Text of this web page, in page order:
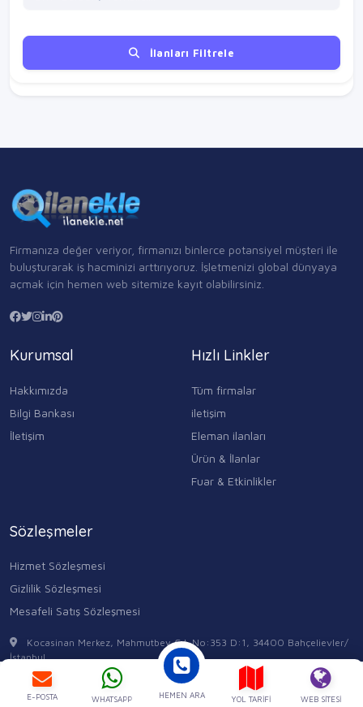
Ara WhatsApp
İlanları Filtrele
Firmanıza değer veriyor, firmanızı binlerce potansiyel müşteri ile
buluşturarak iş hacminizi arttırıyoruz. İşletmenizi global dünyaya
açmak için hemen web sitemize kayıt olabilirsiniz.
Kurumsal
Hakkımızda
Bilgi Bankası
İletişim
Hızlı Linkler
Tüm firmalar
iletişim
Eleman ilanları
Ürün & İlanlar
Fuar & Etkinlikler
Sözleşmeler
Hizmet Sözleşmesi
Gizlilik Sözleşmesi
Mesafeli Satış Sözleşmesi
Kocasinan Merkez, Mahmutbey Cd. No:353 D:1, 34400 Bahçelievler/
İstanbul
0543 315 17 84
E-POSTA WHATSAPP HEMEN ARA YOL TARIFI WEB SITESI